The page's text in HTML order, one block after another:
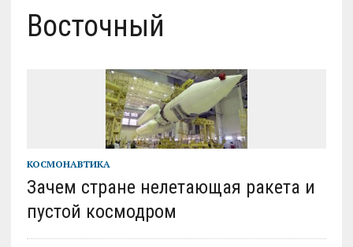
Восточный
КОСМОНАВТИКА
Зачем стране нелетающая ракета и
пустой космодром